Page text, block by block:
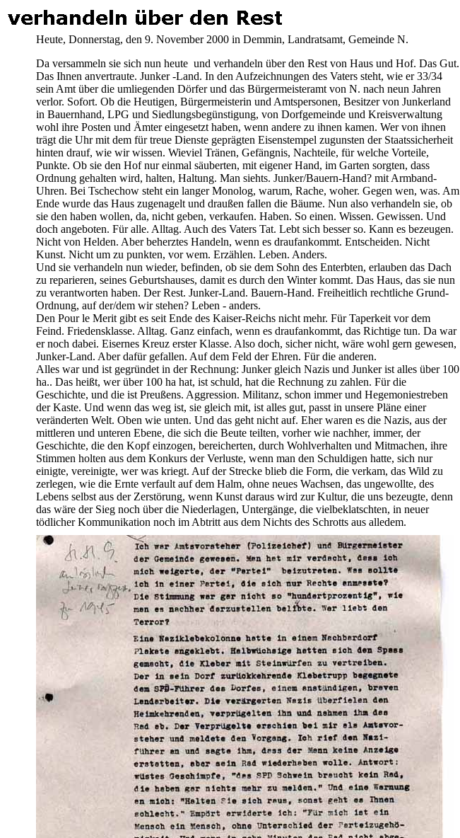
Heute, Donnerstag, den 9. November 2000 in Demmin, Landratsamt, Gemeinde N.
Da versammeln sie sich nun heute und verhandeln über den Rest von Haus und Hof. Das Gut.
Das Ihnen anvertraute. Junker -Land. In den Aufzeichnungen des Vaters steht, wie er 33/34
sein Amt über die umliegenden Dörfer und das Bürgermeisteramt von N. nach neun Jahren
verlor. Sofort. Ob die Heutigen, Bürgermeisterin und Amtspersonen, Besitzer von Junkerland
in Bauernhand, LPG und Siedlungsbegünstigung, von Dorfgemeinde und Kreisverwaltung
wohl ihre Posten und Ämter eingesetzt haben, wenn andere zu ihnen kamen. Wer von ihnen
trägt die Uhr mit dem für treue Dienste geprägten Eisenstempel zugunsten der Staatssicherheit
hinten drauf, wie wir wissen. Wieviel Tränen, Gefängnis, Nachteile, für welche Vorteile,
Punkte. Ob sie den Hof nur einmal säuberten, mit eigener Hand, im Garten sorgten, dass
Ordnung gehalten wird, halten, Haltung. Man siehts. Junker/Bauern-Hand? mit Armband-
Uhren. Bei Tschechow steht ein langer Monolog, warum, Rache, woher. Gegen wen, was. Am
Ende wurde das Haus zugenagelt und draußen fallen die Bäume. Nun also verhandeln sie, ob
sie den haben wollen, da, nicht geben, verkaufen. Haben. So einen. Wissen. Gewissen. Und
doch angeboten. Für alle. Alltag. Auch des Vaters Tat. Lebt sich besser so. Kann es bezeugen.
Nicht von Helden. Aber beherztes Handeln, wenn es draufankommt. Entscheiden. Nicht
Kunst. Nicht um zu punkten, vor wem. Erzählen. Leben. Anders.
Und sie verhandeln nun wieder, befinden, ob sie dem Sohn des Enterbten, erlauben das Dach
zu reparieren, seines Geburtshauses, damit es durch den Winter kommt. Das Haus, das sie nun
zu verantworten haben. Der Rest. Junker-Land. Bauern-Hand. Freiheitlich rechtliche Grund-
Ordnung, auf der/dem wir stehen? Leben - anders.
Den Pour le Merit gibt es seit Ende des Kaiser-Reichs nicht mehr. Für Taperkeit vor dem
Feind. Friedensklasse. Alltag. Ganz einfach, wenn es draufankommt, das Richtige tun. Da war
er noch dabei. Eisernes Kreuz erster Klasse. Also doch, sicher nicht, wäre wohl gern gewesen,
Junker-Land. Aber dafür gefallen. Auf dem Feld der Ehren. Für die anderen.
Alles war und ist gegründet in der Rechnung: Junker gleich Nazis und Junker ist alles über 100
ha.. Das heißt, wer über 100 ha hat, ist schuld, hat die Rechnung zu zahlen. Für die
Geschichte, und die ist Preußens. Aggression. Militanz, schon immer und Hegemoniestreben
der Kaste. Und wenn das weg ist, sie gleich mit, ist alles gut, passt in unsere Pläne einer
veränderten Welt. Oben wie unten. Und das geht nicht auf. Eher waren es die Nazis, aus der
mittleren und unteren Ebene, die sich die Beute teilten, vorher wie nachher, immer, der
Geschichte, die den Kopf einzogen, bereicherten, durch Wohlverhalten und Mitmachen, ihre
Stimmen holten aus dem Konkurs der Verluste, wenn man den Schuldigen hatte, sich nur
einigte, vereinigte, wer was kriegt. Auf der Strecke blieb die Form, die verkam, das Wild zu
zerlegen, wie die Ernte verfault auf dem Halm, ohne neues Wachsen, das ungewollte, des
Lebens selbst aus der Zerstörung, wenn Kunst daraus wird zur Kultur, die uns bezeugte, denn
das wäre der Sieg noch über die Niederlagen, Untergänge, die vielbeklatschten, in neuer
tödlicher Kommunikation noch im Abtritt aus dem Nichts des Schrotts aus alledem.